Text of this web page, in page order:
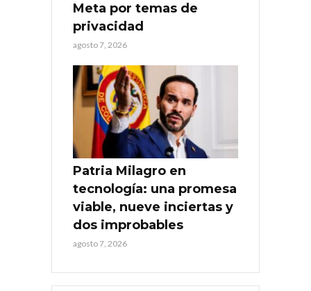
Meta por temas de
privacidad
agosto 7, 2026
Patria Milagro en
tecnología: una promesa
viable, nueve inciertas y
dos improbables
agosto 7, 2026